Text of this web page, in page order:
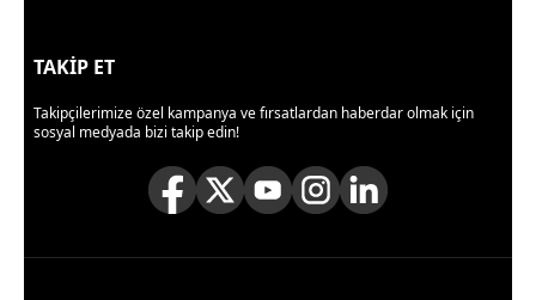
TAKİP ET
Takipçilerimize özel kampanya ve fırsatlardan haberdar olmak için
sosyal medyada bizi takip edin!